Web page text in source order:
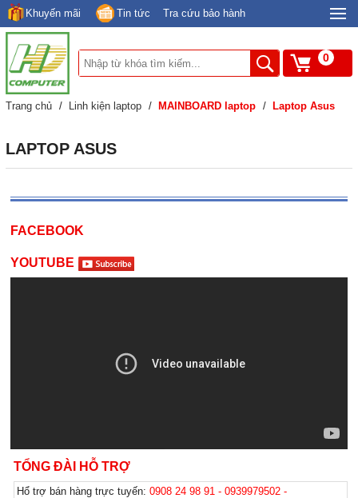
Khuyến mãi Tin tức Tra cứu bảo hành
0
Trang chủ / Linh kiện laptop / MAINBOARD laptop / Laptop Asus
LAPTOP ASUS
FACEBOOK
YOUTUBE
TỔNG ĐÀI HỖ TRỢ
Hổ trợ bán hàng trực tuyến:0908 24 98 91 - 0939979502 -